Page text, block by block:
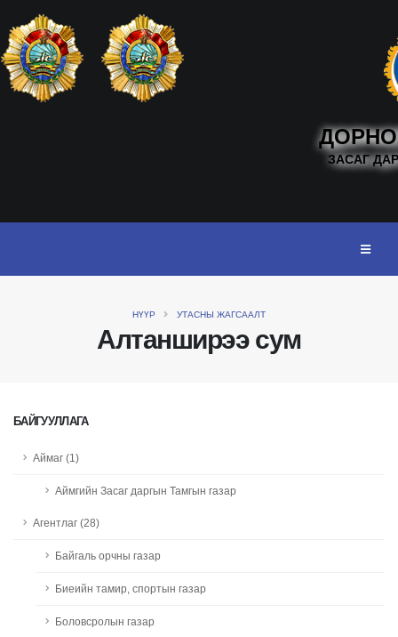
ЗАСАГ
Алтанширээ сум
НҮҮР УТАСНЫ ЖАГСААЛТ
БАЙГУУЛЛАГА
Аймаг (1)
Аймгийн Засаг даргын Тамгын газар
Агентлаг (28)
Байгаль орчны газар
Биеийн тамир, спортын газар
Боловсролын газар